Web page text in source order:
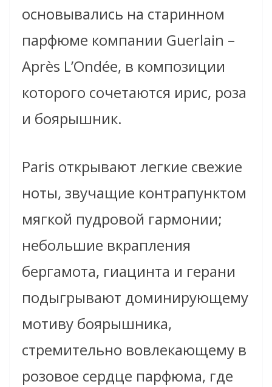
основывались на старинном
парфюме компании Guerlain –
Après L’Ondée, в композиции
которого сочетаются ирис, роза
и боярышник.
Paris открывают легкие свежие
ноты, звучащие контрапунктом
мягкой пудровой гармонии;
небольшие вкрапления
бергамота, гиацинта и герани
подыгрывают доминирующему
мотиву боярышника,
стремительно вовлекающему в
розовое сердце парфюма, где